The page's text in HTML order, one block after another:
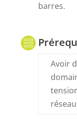
barres.
Avoir